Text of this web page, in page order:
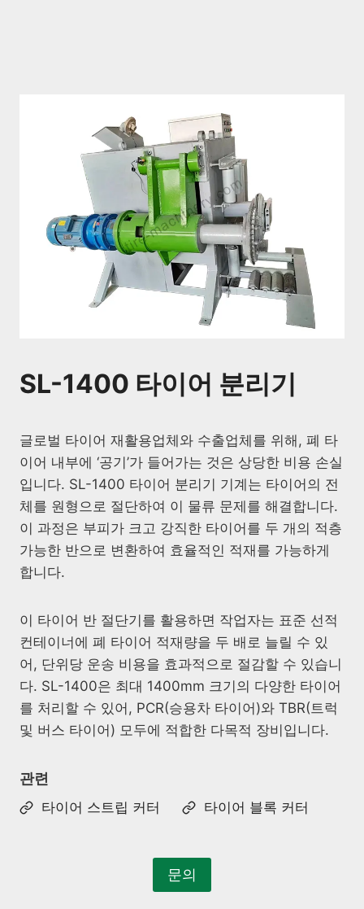
SL-1400 타이어 분리기
글로벌 타이어 재활용업체와 수출업체를 위해, 폐 타
이어 내부에 ‘공기’가 들어가는 것은 상당한 비용 손실
입니다. SL-1400 타이어 분리기 기계는 타이어의 전
체를 원형으로 절단하여 이 물류 문제를 해결합니다.
이 과정은 부피가 크고 강직한 타이어를 두 개의 적층
가능한 반으로 변환하여 효율적인 적재를 가능하게
합니다.
이 타이어 반 절단기를 활용하면 작업자는 표준 선적
컨테이너에 폐 타이어 적재량을 두 배로 늘릴 수 있
어, 단위당 운송 비용을 효과적으로 절감할 수 있습니
다. SL-1400은 최대 1400mm 크기의 다양한 타이어
를 처리할 수 있어, PCR(승용차 타이어)와 TBR(트럭
및 버스 타이어) 모두에 적합한 다목적 장비입니다.
관련
타이어 스트립 커터 타이어 블록 커터
문의